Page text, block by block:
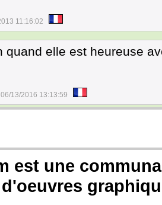
11:16:02
quand elle est heureuse
06/13/2016 13:13:59
est une